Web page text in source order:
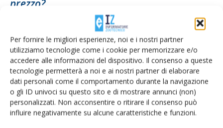
Per fornire le migliori esperienze, noi e i nostri partner
utilizziamo tecnologie come i cookie per memorizzare e/o
accedere alle informazioni del dispositivo. Il consenso a queste
tecnologie permetterà a noi e ai nostri partner di elaborare
dati personali come il comportamento durante la navigazione
o gli ID univoci su questo sito e di mostrare annunci (non)
personalizzati. Non acconsentire o ritirare il consenso può
influire negativamente su alcune caratteristiche e funzioni.
prezzo?
23 Gennaio 2023